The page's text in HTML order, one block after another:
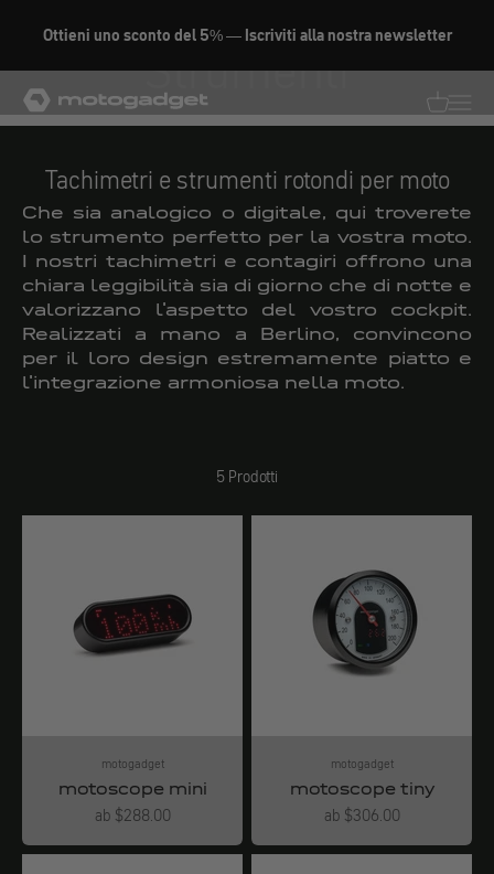
Ottieni uno sconto del 5% — Iscriviti alla nostra newsletter
motogadget GmbHStrumenti
Tachimetri e strumenti rotondi per moto
Che sia analogico o digitale, qui troverete
lo strumento perfetto per la vostra moto.
I nostri tachimetri e contagiri offrono una
chiara leggibilità sia di giorno che di notte e
valorizzano l'aspetto del vostro cockpit.
Realizzati a mano a Berlino, convincono
per il loro design estremamente piatto e
l'integrazione armoniosa nella moto.
5 Prodotti
motogadget
motoscope mini
Angebot
ab $288.00
motogadget
motoscope tiny
Angebot
ab $306.00